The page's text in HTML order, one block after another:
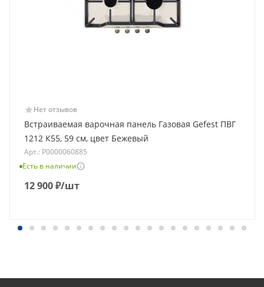
Нет отзывов
Встраиваемая варочная панель Газовая Gefest ПВГ
1212 К55, 59 см, цвет Бежевый
Арт.: Р0000060885
Есть в наличии
12 900₽/шт